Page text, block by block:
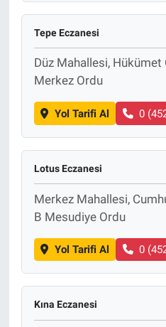
Tepe Eczanesi
Düz Mahallesi,
Merkez Ordu
Yol Tarifi Al 0
Lotus Eczanesi
Merkez Mahallesi,
B Mesudiye Ordu
Yol Tarifi Al 0
Kına Eczanesi